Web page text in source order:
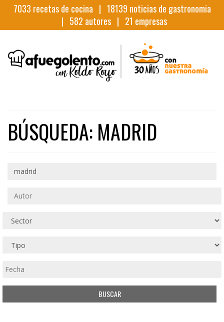
7033 recetas de cocina | 18139 noticias de gastronomia
| 582 autores | 21 empresas
BÚSQUEDA: MADRID